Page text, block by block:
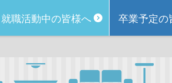
就職活動中の皆様へ 卒業予定の